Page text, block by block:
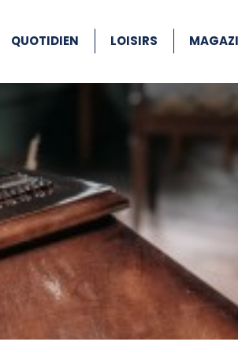
QUOTIDIEN LOISIRS